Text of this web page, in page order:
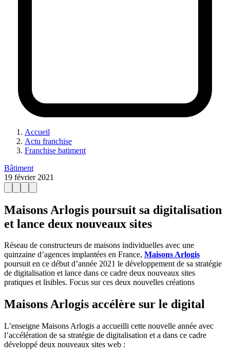
Accueil
Actu franchise
Franchise batiment
Bâtiment
19 février 2021
Maisons Arlogis poursuit sa digitalisation
et lance deux nouveaux sites
Réseau de constructeurs de maisons individuelles avec une
quinzaine d’agences implantées en France, Maisons Arlogis
poursuit en ce début d’année 2021 le développement de sa stratégie
de digitalisation et lance dans ce cadre deux nouveaux sites
pratiques et lisibles. Focus sur ces deux nouvelles créations
Maisons Arlogis accélère sur le digital
L’enseigne Maisons Arlogis a accueilli cette nouvelle année avec
l’accélération de sa stratégie de digitalisation et a dans ce cadre
développé deux nouveaux sites web :